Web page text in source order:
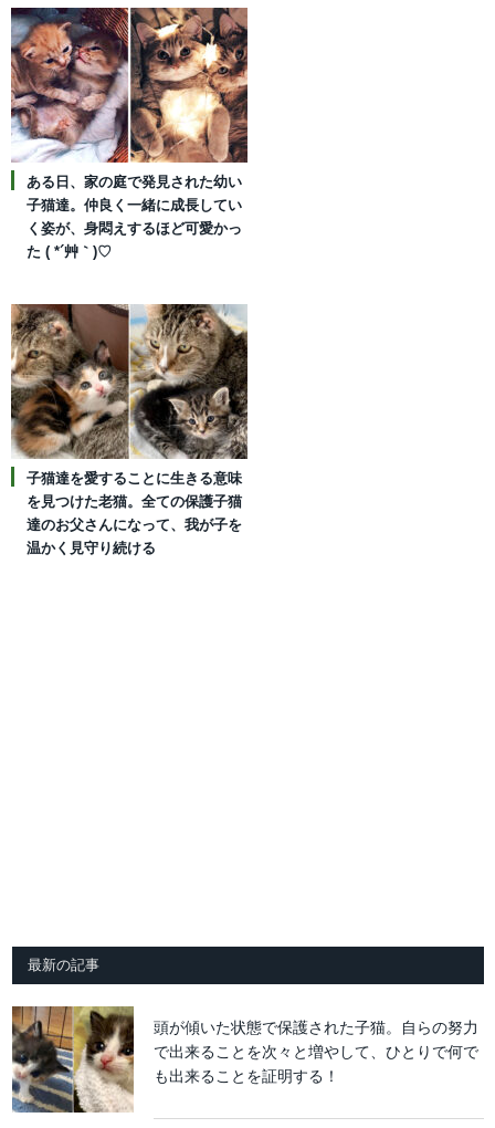
ある日、家の庭で発見された幼い
子猫達。仲良く一緒に成長してい
く姿が、身悶えするほど可愛かっ
た ( *´艸｀)♡
子猫達を愛することに生きる意味
を見つけた老猫。全ての保護子猫
達のお父さんになって、我が子を
温かく見守り続ける
最新の記事
頭が傾いた状態で保護された子猫。自らの努力
で出来ることを次々と増やして、ひとりで何で
も出来ることを証明する！